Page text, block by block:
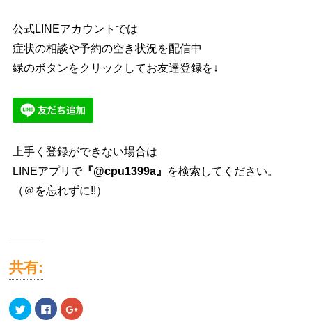
公式LINEアカウントでは
症状の相談や予約の空き状況を配信中
緑のボタンをクリックしてお友達登録を↓
上手く登録ができない場合は
LINEアプリで『@cpu1399a』 を検索してください。
（＠を忘れずに!!）
共有:
ク
リ
Facebook
で
ク
リ